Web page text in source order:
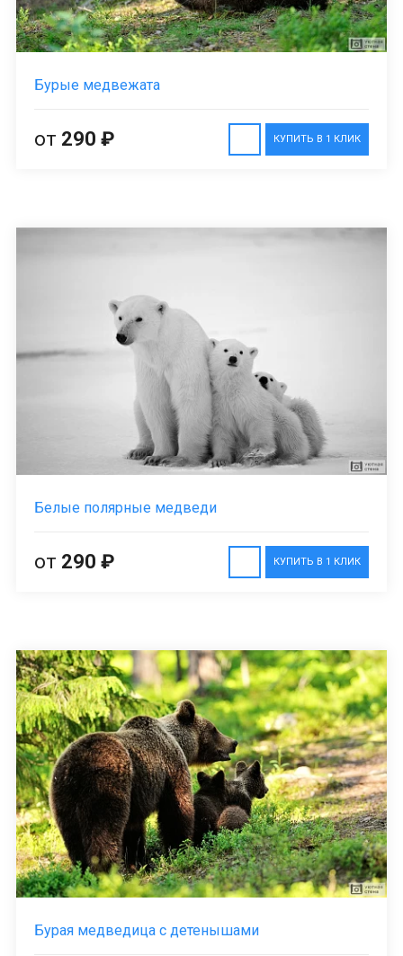
Бурые медвежата
КУПИТЬ В 1 КЛИК
от 290 ₽
Белые полярные медведи
КУПИТЬ В 1 КЛИК
от 290 ₽
Бурая медведица с детенышами